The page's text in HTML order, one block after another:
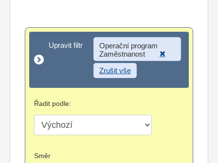
Upravit filtr
Upravit filtr
Operační program
Zaměstnanost
Zrušit vše
Řadit podle:
Směr